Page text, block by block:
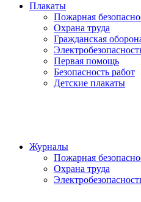
Плакаты
Пожарная
Охрана труда
Гражданская
Первая помощь
Безопасность работ
Детские плакаты
Журналы
Пожарная
Охрана труда